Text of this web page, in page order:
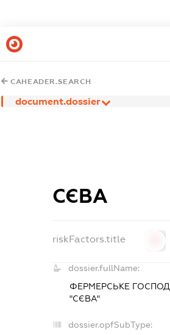
CAHEADER.SEARCH
document.dossier
СЄВА
riskFactors.title
dossier.fullName:
ФЕРМЕРСЬКЕ
"СЄВА"
dossier.opfSubType: